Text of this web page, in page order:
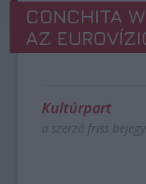
CONCHITA
AZ
Kultúrpart
a szerző friss